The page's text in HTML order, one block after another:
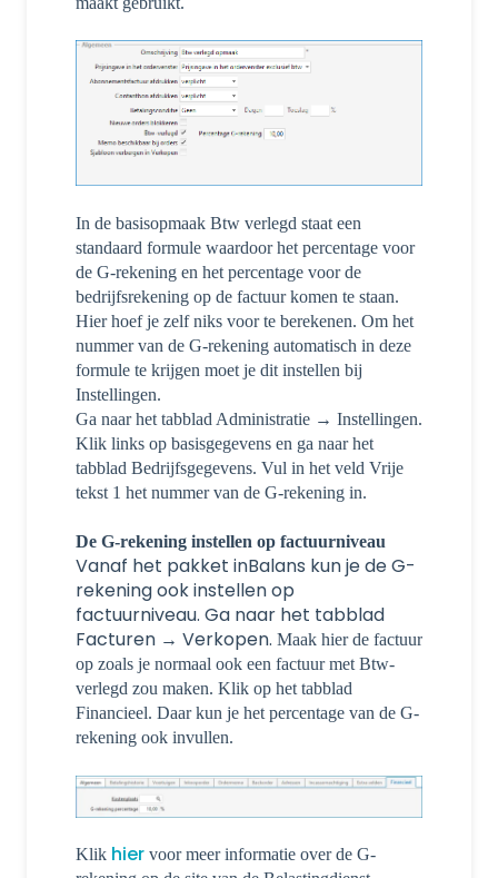
In de basisopmaak Btw verlegd staat een
standaard formule waardoor het percentage voor
de G-rekening en het percentage voor de
bedrijfsrekening op de factuur komen te staan.
Hier hoef je zelf niks voor te berekenen. Om het
nummer van de G-rekening automatisch in deze
formule te krijgen moet je dit instellen bij
Instellingen.
Ga naar het tabblad Administratie → Instellingen.
Klik links op basisgegevens en ga naar het
tabblad Bedrijfsgegevens. Vul in het veld Vrije
tekst 1 het nummer van de G-rekening in.
De G-rekening instellen op factuurniveau
Vanaf het pakket inBalans kun je de G-
rekening ook instellen op
factuurniveau. Ga naar het tabblad
Facturen → Verkopen. Maak hier de factuur
op zoals je normaal ook een factuur met Btw-
verlegd zou maken. Klik op het tabblad
Financieel. Daar kun je het percentage van de G-
rekening ook invullen.
Klik hier voor meer informatie over de G-